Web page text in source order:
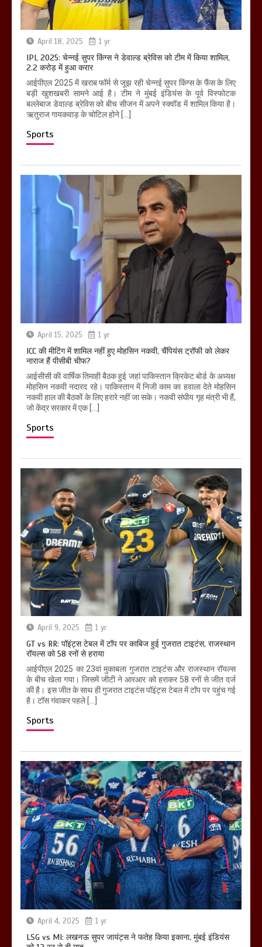
April 18, 2025 1 yr
IPL 2025: चेन्नई सुपर किंग्स ने डेवाल्ड ब्रेविस को टीम में किया शामिल,
2.2 करोड़ में हुआ करार
आईपीएल 2025 में खराब फॉर्म से जूझ रही चेन्नई सुपर किंग्स के फैंस के लिए
बड़ी खुशखबरी सामने आई है। टीम ने मुंबई इंडियंस के पूर्व विस्फोटक
बल्लेबाज डेवाल्ड ब्रेविस को बीच सीजन में अपने स्क्वॉड में शामिल किया है।
ऋतुराज गायकवाड़ के चोटिल होने […]
Sports
April 15, 2025 1 yr
ICC की मीटिंग में शामिल नहीं हुए मोहसिन नकवी, चैंपियंस ट्रॉफी को लेकर
नाराज हैं पीसीबी चीफ?
आईसीसी की वार्षिक तिमाही बैठक हुई जहां पाकिस्तान क्रिकेट बोर्ड के अध्यक्ष
मोहसिन नकवी नदारद रहे। पाकिस्तान में निजी काम का हवाला देते मोहसिन
नकवी हाल की बैठकों के लिए हरारे नहीं जा सके। नकवी संघीय गृह मंत्री भी हैं,
जो केंद्र सरकार में एक […]
Sports
April 9, 2025 1 yr
GT vs RR: पॉइंट्स टेबल में टॉप पर काबिज हुई गुजरात टाइटंस, राजस्थान
रॉयल्स को 58 रनों से हराया
आईपीएल 2025 का 23वां मुकाबला गुजरात टाइटंस और राजस्थान रॉयल्स
के बीच खेला गया। जिसमें जीटी ने आरआर को हराकर 58 रनों से जीत दर्ज
की है। इस जीत के साथ ही गुजरात टाइटंस पॉइंट्स टेबल में टॉप पर पहुंच गई
है। टॉस गंवाकर पहले […]
Sports
April 4, 2025 1 yr
LSG vs MI: लखनऊ सुपर जायंट्स ने फतेह किया इकाना, मुंबई इंडियंस